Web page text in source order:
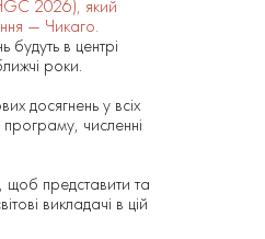
2026), який
— Чикаго.
будуть в центрі
роки.
досягнень у всіх
численні
щоб представити та
викладачі в цій